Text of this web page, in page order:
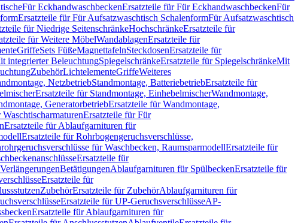
Für EckhandwaschbeckenErsatzteile für Für EckhandwaschbeckenFür
Ersatzteile für Für Aufsatzwaschtisch SchalenformFür Aufsatzwaschtisch
für Niedrige SeitenschränkeHochschränkeErsatzteile für
für Weitere MöbelWandablagenErsatzteile für
GriffeSets FüßeMagnettafelnSteckdosenErsatzteile für
integrierter BeleuchtungSpiegelschränkeErsatzteile für SpiegelschränkeMit
ZubehörLichtelementeGriffeWeiteres
NetzbetriebStandmontage, BatteriebetriebErsatzteile für
Ersatzteile für Standmontage, EinhebelmischerWandmontage,
GeneratorbetriebErsatzteile für Wandmontage,
WaschtischarmaturenErsatzteile für Für
Ersatzteile für Ablaufgarnituren für
Ersatzteile für Rohrbogengeruchsverschlüsse,
für Waschbecken, RaumsparmodellErsatzteile für
Ersatzteile für
VerlängerungenBetätigungenAblaufgarnituren für SpülbeckenErsatzteile für
Ersatzteile für
ZubehörErsatzteile für ZubehörAblaufgarnituren für
Ersatzteile für UP-GeruchsverschlüsseAP-
Ersatzteile für Ablaufgarnituren für